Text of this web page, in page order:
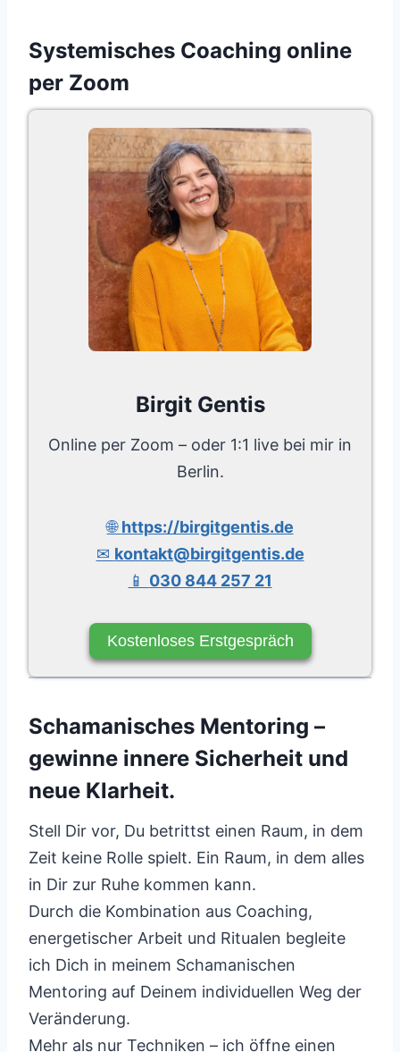
Systemisches Coaching online
per Zoom
Birgit Gentis
Online per Zoom – oder 1:1 live bei mir in
Berlin.
🌐https://birgitgentis.de
✉ kontakt@birgitgentis.de
📱 030 844 257 21
Kostenloses Erstgespräch
Schamanisches Mentoring –
gewinne innere Sicherheit und
neue Klarheit.
Stell Dir vor, Du betrittst einen Raum, in dem
Zeit keine Rolle spielt. Ein Raum, in dem alles
in Dir zur Ruhe kommen kann.
Durch die Kombination aus Coaching,
energetischer Arbeit und Ritualen begleite
ich Dich in meinem Schamanischen
Mentoring auf Deinem individuellen Weg der
Veränderung.
Mehr als nur Techniken – ich öffne einen